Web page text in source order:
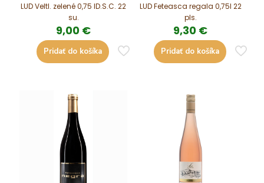
LUD Veltl. zelené 0,75 lD.S.C. 22
su.
9,00 €
Pridať do košíka
LUD Feteasca regala 0,75l 22
pls.
9,30 €
Pridať do košíka